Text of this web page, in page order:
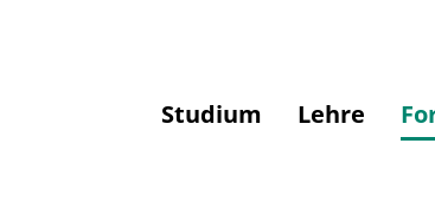
Studium Lehre